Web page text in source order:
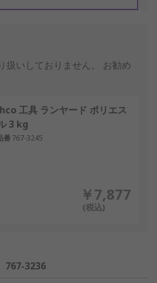
扱いしておりません。 お勧め
工具 ランヤード ポリエス
3 kg
番767-3245
￥7,877
(税込)
767-3236